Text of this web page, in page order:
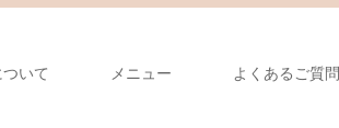
いて メニュー よくあるご質問